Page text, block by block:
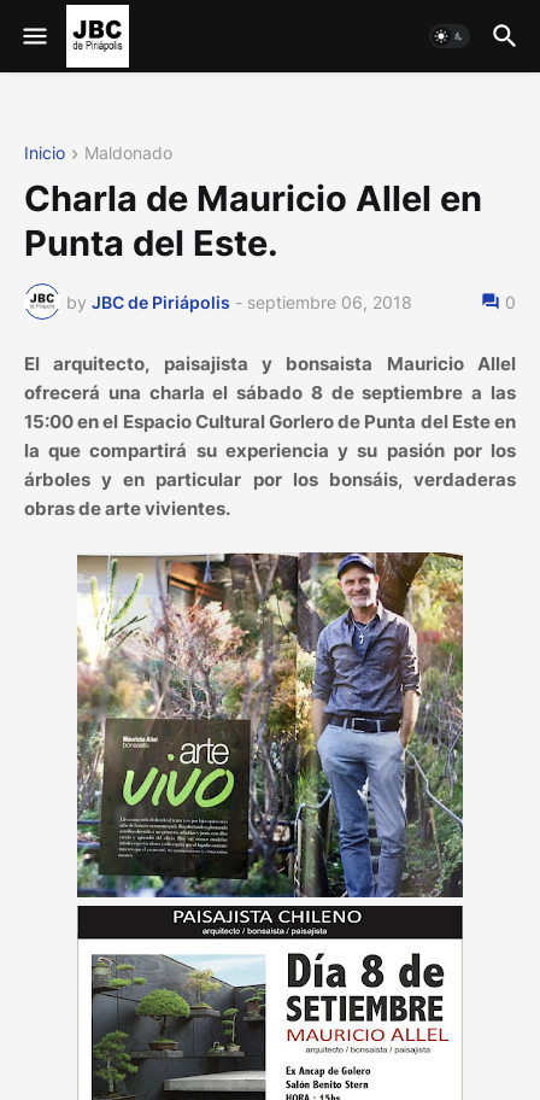
Inicio Maldonado
Charla de Mauricio Allel en
Punta del Este.
by JBC de Piriápolis - septiembre 06, 2018 0
El arquitecto, paisajista y bonsaista Mauricio Allel
ofrecerá una charla el sábado 8 de septiembre a las
15:00 en el Espacio Cultural Gorlero de Punta del Este en
la que compartirá su experiencia y su pasión por los
árboles y en particular por los bonsáis, verdaderas
obras de arte vivientes.